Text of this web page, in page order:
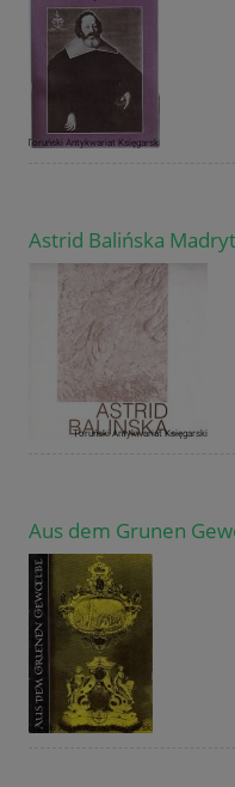
Astrid Balińska
Aus dem Grunen